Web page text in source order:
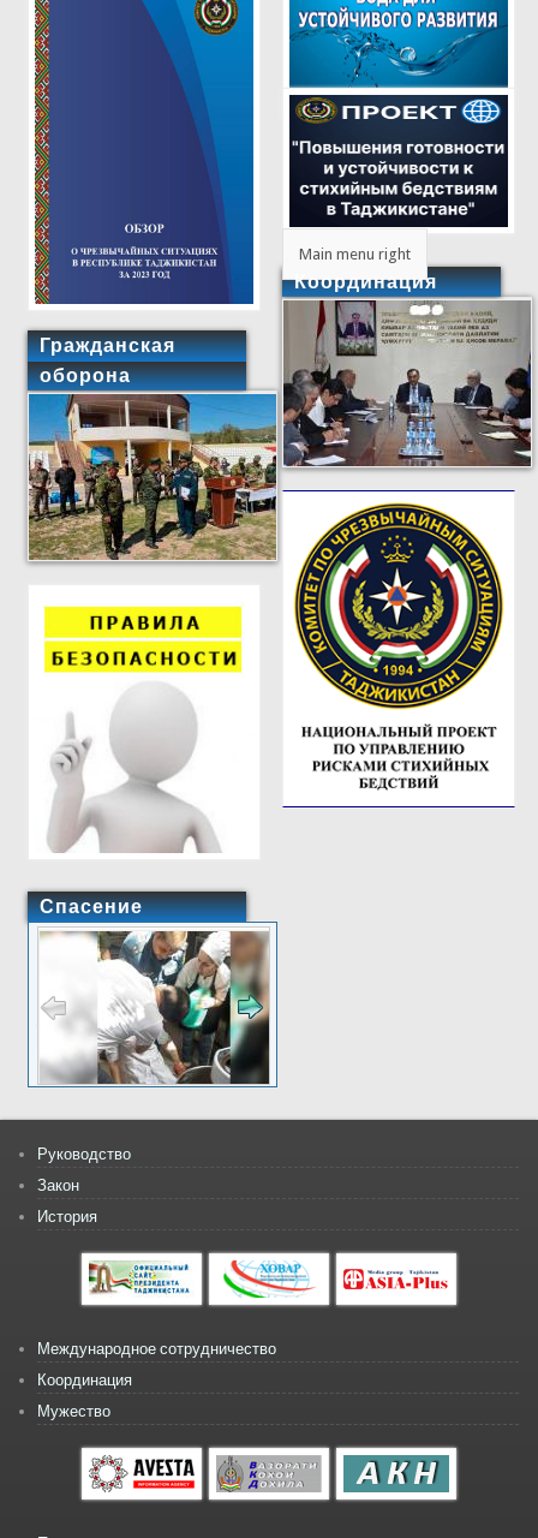
Гражданская
оборона
Спасение
Main menu right
Координация
Руководство
Закон
История
Международное сотрудничество
Координация
Мужество